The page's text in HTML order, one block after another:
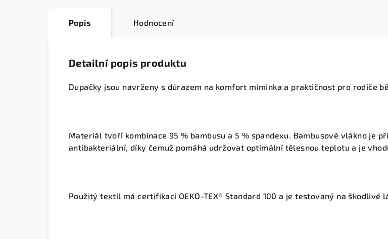
Popis Hodnocení
Detailní popis produktu
Dupačky jsou navrženy s důrazem na komfort miminka a praktičnost pro rodiče
Materiál tvoří kombinace 95 % bambusu a 5 % spandexu. Bambusové vlákno je
antibakteriální, díky čemuž pomáhá udržovat optimální tělesnou teplotu a je
Použitý textil má certifikaci OEKO-TEX® Standard 100 a je testovaný na škodlivé